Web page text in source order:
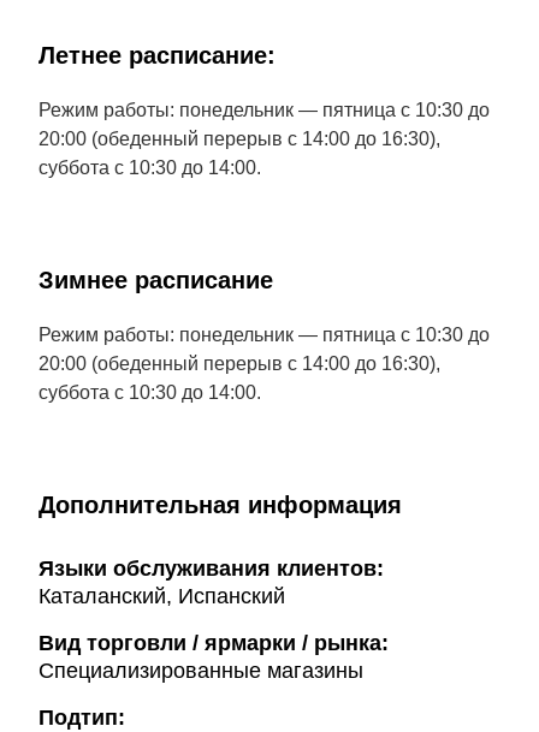
Летнее расписание:
Режим работы: понедельник — пятница с 10:30 до
20:00 (обеденный перерыв с 14:00 до 16:30),
суббота с 10:30 до 14:00.
Зимнее расписание
Режим работы: понедельник — пятница с 10:30 до
20:00 (обеденный перерыв с 14:00 до 16:30),
суббота с 10:30 до 14:00.
Дополнительная информация
Языки обслуживания клиентов:
Каталанский, Испанский
Вид торговли / ярмарки / рынка:
Специализированные магазины
Подтип: